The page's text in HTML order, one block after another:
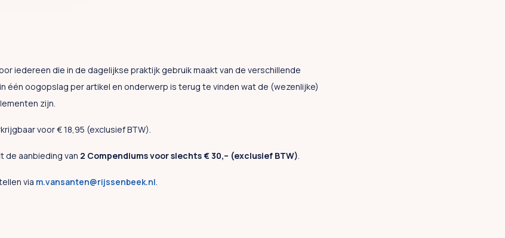
iedereen die in de dagelijkse praktijk gebruik maakt van de verschillende
één oogopslag per artikel en onderwerp is terug te vinden wat de (wezenlijke)
zijn.
voor € 18,95 (exclusief BTW).
de aanbieding van 2 Compendiums voor slechts € 30,– (exclusief BTW).
via m.vansanten@rijssenbeek.nl.